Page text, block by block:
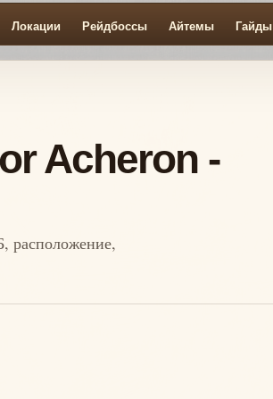
Локации Рейдбоссы Айтемы Гайды
Acheron -
расположение,